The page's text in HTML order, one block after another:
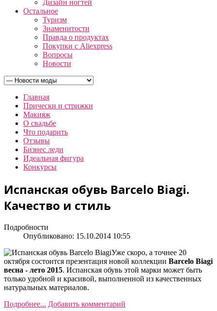
Дизайн ногтей
Остальное
Туризм
Знаменитости
Правда о продуктах
Покупки с Aliexpress
Вопросы
Новости
Главная
Прически и стрижки
Макияж
О свадьбе
Что подарить
Отзывы
Бизнес леди
Идеальная фигура
Конкурсы
Испанская обувь Barcelo Biagi.
Качество и стиль
Подробности
Опубликовано: 15.10.2014 10:55
Уже скоро, а точнее 20
октября состоится презентация новой коллекции Barcelo Biagi
весна - лето 2015. Испанская обувь этой марки может быть
только удобной и красивой, выполненной из качественных
натуральных материалов.
Подробнее... Добавить комментарий